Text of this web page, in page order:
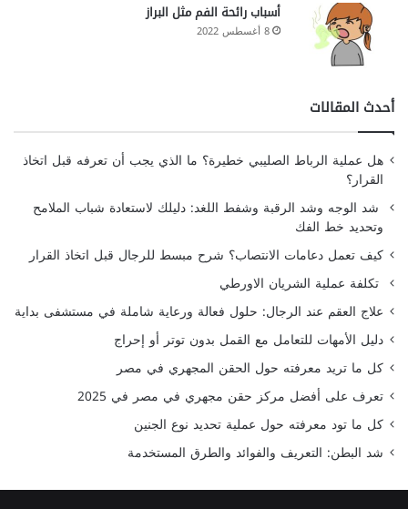
أسباب رائحة الفم مثل البراز
8 أغسطس 2022
أحدث المقالات
هل عملية الرباط الصليبي خطيرة؟ ما الذي يجب أن تعرفه قبل اتخاذ
القرار؟
شد الوجه وشد الرقبة وشفط اللغد: دليلك لاستعادة شباب الملامح
وتحديد خط الفك
كيف تعمل دعامات الانتصاب؟ شرح مبسط للرجال قبل اتخاذ القرار
تكلفة عملية الشريان الاورطي
علاج العقم عند الرجال: حلول فعالة ورعاية شاملة في مستشفى بداية
دليل الأمهات للتعامل مع القمل بدون توتر أو إحراج
كل ما تريد معرفته حول الحقن المجهري في مصر
تعرف على أفضل مركز حقن مجهري في مصر في 2025
كل ما تود معرفته حول عملية تحديد نوع الجنين
شد البطن: التعريف والفوائد والطرق المستخدمة